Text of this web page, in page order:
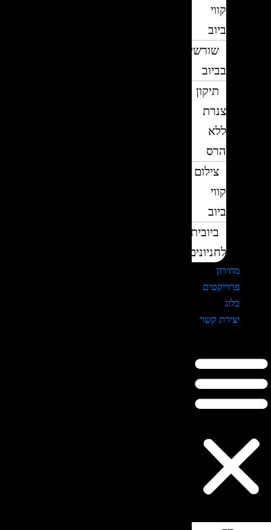
קווי
ביוב
שורשים
בביוב
תיקון
צנרת
ללא
הרס
צילום
קווי
ביוב
ביובית
לחניונים
מחירון
פרוייקטים
בלוג
יצירת קשר